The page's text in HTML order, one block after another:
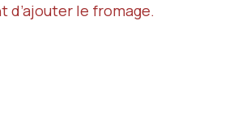
d’ajouter le fromage.